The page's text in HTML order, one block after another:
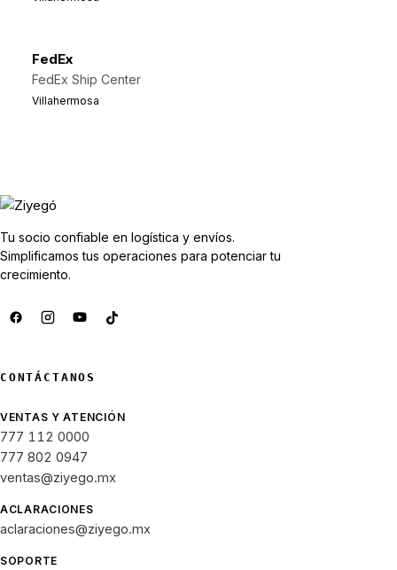
FedEx
FedEx Ship Center
Villahermosa
Tu socio confiable en logística y envíos.
Simplificamos tus operaciones para potenciar tu
crecimiento.
CONTÁCTANOS
VENTAS Y ATENCIÓN
777 112 0000
777 802 0947
ventas@ziyego.mx
ACLARACIONES
aclaraciones@ziyego.mx
SOPORTE